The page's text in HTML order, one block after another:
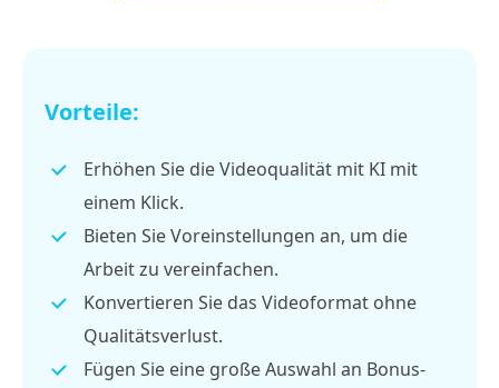
Vorteile:
Erhöhen Sie die Videoqualität mit KI mit
einem Klick.
Bieten Sie Voreinstellungen an, um die
Arbeit zu vereinfachen.
Konvertieren Sie das Videoformat ohne
Qualitätsverlust.
Fügen Sie eine große Auswahl an Bonus-